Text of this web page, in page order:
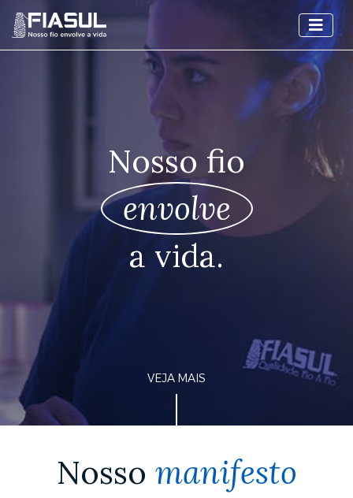
Nosso fio
envolve
a vida.
VEJA MAIS
Nosso manifesto